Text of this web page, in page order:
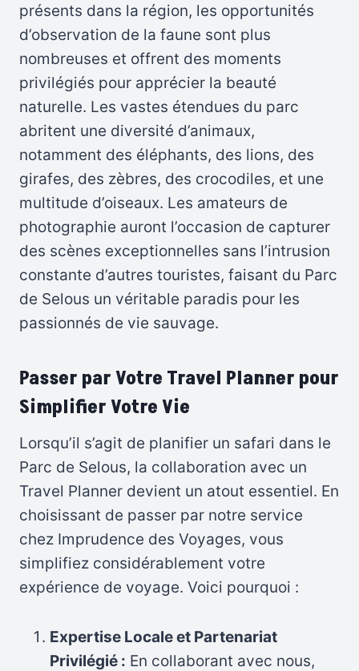
présents dans la région, les opportunités
d’observation de la faune sont plus
nombreuses et offrent des moments
privilégiés pour apprécier la beauté
naturelle. Les vastes étendues du parc
abritent une diversité d’animaux,
notamment des éléphants, des lions, des
girafes, des zèbres, des crocodiles, et une
multitude d’oiseaux. Les amateurs de
photographie auront l’occasion de capturer
des scènes exceptionnelles sans l’intrusion
constante d’autres touristes, faisant du Parc
de Selous un véritable paradis pour les
passionnés de vie sauvage.
Passer par Votre Travel Planner pour
Simplifier Votre Vie
Lorsqu’il s’agit de planifier un safari dans le
Parc de Selous, la collaboration avec un
Travel Planner devient un atout essentiel. En
choisissant de passer par notre service
chez Imprudence des Voyages, vous
simplifiez considérablement votre
expérience de voyage. Voici pourquoi :
Expertise Locale et Partenariat
Privilégié : En collaborant avec nous,